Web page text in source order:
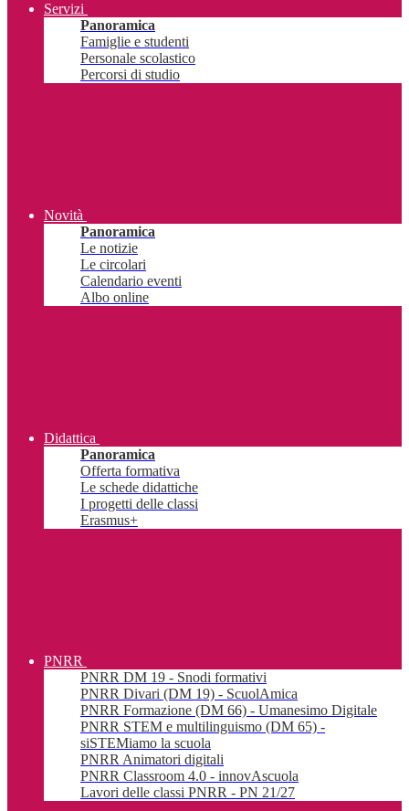
Servizi
Panoramica
Famiglie e studenti
Personale scolastico
Percorsi di studio
Novità
Panoramica
Le notizie
Le circolari
Calendario eventi
Albo online
Didattica
Panoramica
Offerta formativa
Le schede didattiche
I progetti delle classi
Erasmus+
PNRR
PNRR DM 19 - Snodi formativi
PNRR Divari (DM 19) - ScuolAmica
PNRR Formazione (DM 66) - Umanesimo Digitale
PNRR STEM e multilinguismo (DM 65) -
siSTEMiamo la scuola
PNRR Animatori digitali
PNRR Classroom 4.0 - innovAscuola
Lavori delle classi PNRR - PN 21/27